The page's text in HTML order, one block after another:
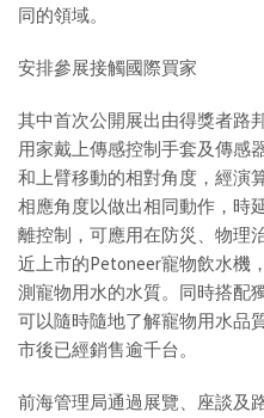
同的領域。
安排參展接觸國際買家
其中首次公開展出由得獎者路
用家戴上傳感控制手套及傳感
和上臂移動的相對角度，經演
相應角度以做出相同動作，時
離控制，可應用在防災、物理
近上市的Petoneer寵物飲水機
測寵物用水的水質。同時搭配
可以隨時隨地了解寵物用水品
市後已經銷售逾千台。
前海管理局通過展覽、座談及